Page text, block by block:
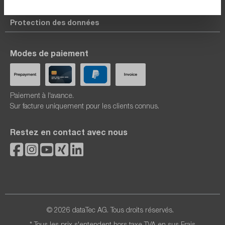
Protection des données
Modes de paiement
Paiement à l'avance.
Sur facture uniquement pour les clients connus.
Restez en contact avec nous
© 2026 dataTec AG. Tous droits réservés.